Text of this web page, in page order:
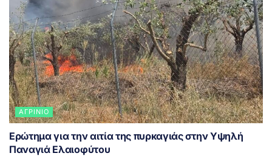
ΑΓΡΊΝΙΟ
Ερώτημα για την αιτία της πυρκαγιάς στην Υψηλή
Παναγιά Ελαιοφύτου